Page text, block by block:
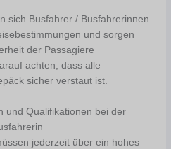
sich Busfahrer / Busfahrerinnen
und sorgen
der Passagiere
achten, dass alle
sicher verstaut ist.
und Qualifikationen bei der
jederzeit über ein hohes